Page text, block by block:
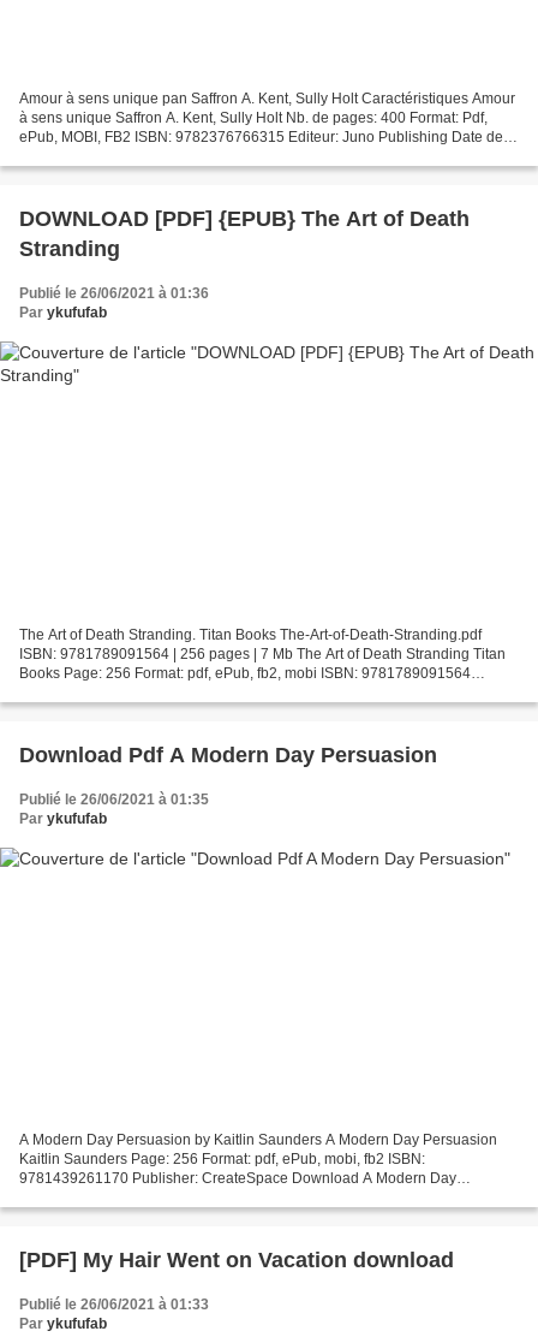
Amour à sens unique pan Saffron A. Kent, Sully Holt Caractéristiques Amour
à sens unique Saffron A. Kent, Sully Holt Nb. de pages: 400 Format: Pdf,
ePub, MOBI, FB2 ISBN: 9782376766315 Editeur: Juno Publishing Date de
DOWNLOAD [PDF] {EPUB} The Art of Death
Stranding
Publié le 26/06/2021 à 01:36
Par ykufufab
The Art of Death Stranding. Titan Books The-Art-of-Death-Stranding.pdf
ISBN: 9781789091564 | 256 pages | 7 Mb The Art of Death Stranding Titan
Books Page: 256 Format: pdf, ePub, fb2, mobi ISBN: 9781789091564
Download Pdf A Modern Day Persuasion
Publié le 26/06/2021 à 01:35
Par ykufufab
A Modern Day Persuasion by Kaitlin Saunders A Modern Day Persuasion
Kaitlin Saunders Page: 256 Format: pdf, ePub, mobi, fb2 ISBN:
9781439261170 Publisher: CreateSpace Download A Modern Day
[PDF] My Hair Went on Vacation download
Publié le 26/06/2021 à 01:33
Par ykufufab